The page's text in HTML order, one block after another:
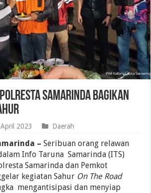
Samarinda Bagikan
2023 Daerah
– Seribuan orang relawan
Info Taruna Samarinda (ITS)
Samarinda dan Pemkot
kegiatan Sahur On The Road
mengantisipasi dan menyiap